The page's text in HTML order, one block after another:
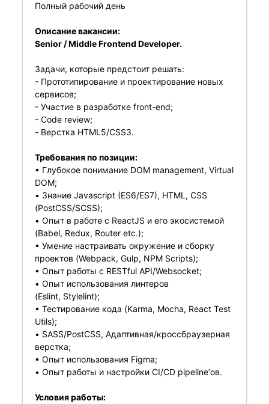
Полный рабочий день
Описание вакансии:
Senior / Middle Frontend Developer.
Задачи, которые предстоит решать:
- Прототипирование и проектирование новых
сервисов;
- Участие в разработке front-end;
- Code review;
- Верстка HTML5/CSS3.
Требования по позиции:
• Глубокое понимание DOM management, Virtual
DOM;
• Знание Javascript (ES6/ES7), HTML, CSS
(PostCSS/SCSS);
• Опыт в работе с ReactJS и его экосистемой
(Babel, Redux, Router etc.);
• Умение настраивать окружение и сборку
проектов (Webpack, Gulp, NPM Scripts);
• Опыт работы c RESTful API/Websocket;
• Опыт использования линтеров
(Eslint, Stylelint);
• Тестирование кода (Karma, Mocha, React Test
Utils);
• SASS/PostCSS, Адаптивная/кроссбраузерная
верстка;
• Опыт использования Figma;
• Опыт работы и настройки CI/CD pipeline’ов.
Условия работы: